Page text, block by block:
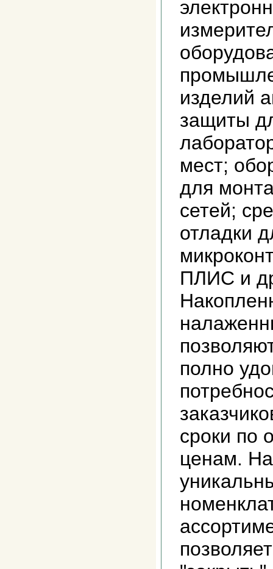
изделий
защиты
мест;
для
сетей;
отладки
ПЛИС и
полно
сроки по
ценам.